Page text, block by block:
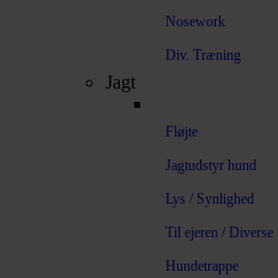
Nosework
Div. Træning
Jagt
Fløjte
Jagtudstyr hund
Lys / Synlighed
Til ejeren / Diverse
Hundetrappe